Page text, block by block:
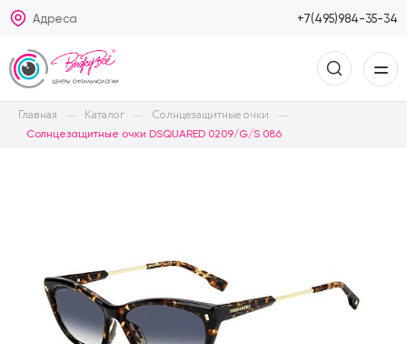
Адреса +7(495)984-35-34
Главная Каталог Солнцезащитные очки
Солнцезащитные очки DSQUARED 0209/G/S 086